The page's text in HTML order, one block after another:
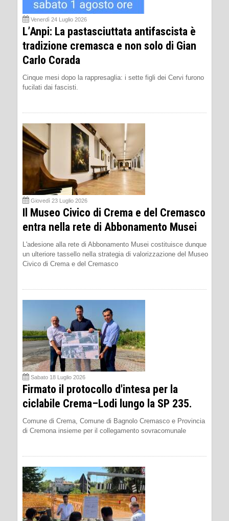
Venerdì 24 Luglio 2026
L’Anpi: La pastasciuttata antifascista è
tradizione cremasca e non solo di Gian
Carlo Corada
Cinque mesi dopo la rappresaglia: i sette figli dei Cervi furono
fucilati dai fascisti.
Giovedì 23 Luglio 2026
Il Museo Civico di Crema e del Cremasco
entra nella rete di Abbonamento Musei
L'adesione alla rete di Abbonamento Musei costituisce dunque
un ulteriore tassello nella strategia di valorizzazione del Museo
Civico di Crema e del Cremasco
Sabato 18 Luglio 2026
Firmato il protocollo d'intesa per la
ciclabile Crema–Lodi lungo la SP 235.
Comune di Crema, Comune di Bagnolo Cremasco e Provincia
di Cremona insieme per il collegamento sovracomunale